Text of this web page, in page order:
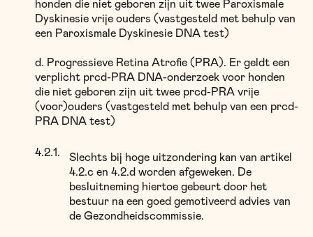
honden die niet geboren zijn uit twee Paroxismale
Dyskinesie vrije ouders (vastgesteld met behulp van
een Paroxismale Dyskinesie DNA test)
d. Progressieve Retina Atrofie (PRA). Er geldt een
verplicht prcd-PRA DNA-onderzoek voor honden
die niet geboren zijn uit twee prcd-PRA vrije
(voor)ouders (vastgesteld met behulp van een prcd-
PRA DNA test)
Slechts bij hoge uitzondering kan van artikel
4.2.c en 4.2.d worden afgeweken. De
besluitneming hiertoe gebeurt door het
bestuur na een goed gemotiveerd advies van
de Gezondheidscommissie.